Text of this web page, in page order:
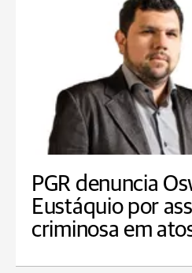
PGR denuncia
Eustáquio por
criminosa em